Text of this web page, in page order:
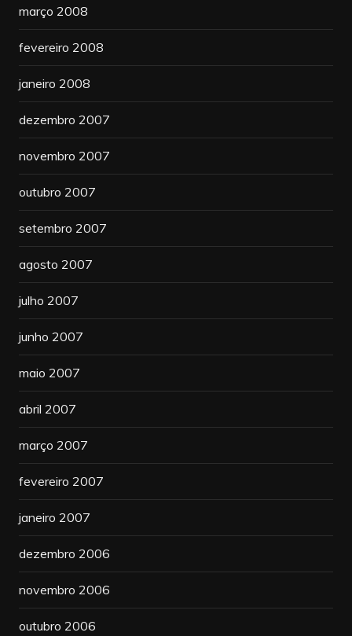
março 2008
fevereiro 2008
janeiro 2008
dezembro 2007
novembro 2007
outubro 2007
setembro 2007
agosto 2007
julho 2007
junho 2007
maio 2007
abril 2007
março 2007
fevereiro 2007
janeiro 2007
dezembro 2006
novembro 2006
outubro 2006